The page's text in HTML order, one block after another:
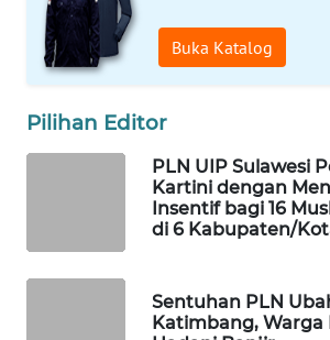
Buka Katalog
Pilihan Editor
PLN UIP Sulawesi
Kartini dengan
Insentif bagi 16
di 6 Kabupaten/
Sentuhan PLN
Katimbang, Warga
NET
PLN
MKLI